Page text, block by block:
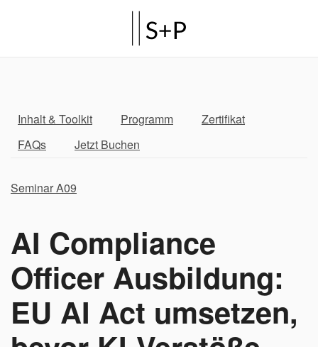
Inhalt & Toolkit Programm
Zertifikat
FAQs
Jetzt Buchen
Seminar A09
AI Compliance
Officer Ausbildung:
EU AI Act umsetzen,